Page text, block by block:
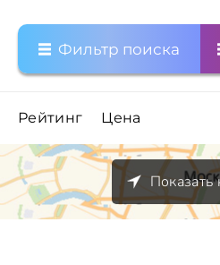
Фильтр поиска
Рейтинг Цена
Показать